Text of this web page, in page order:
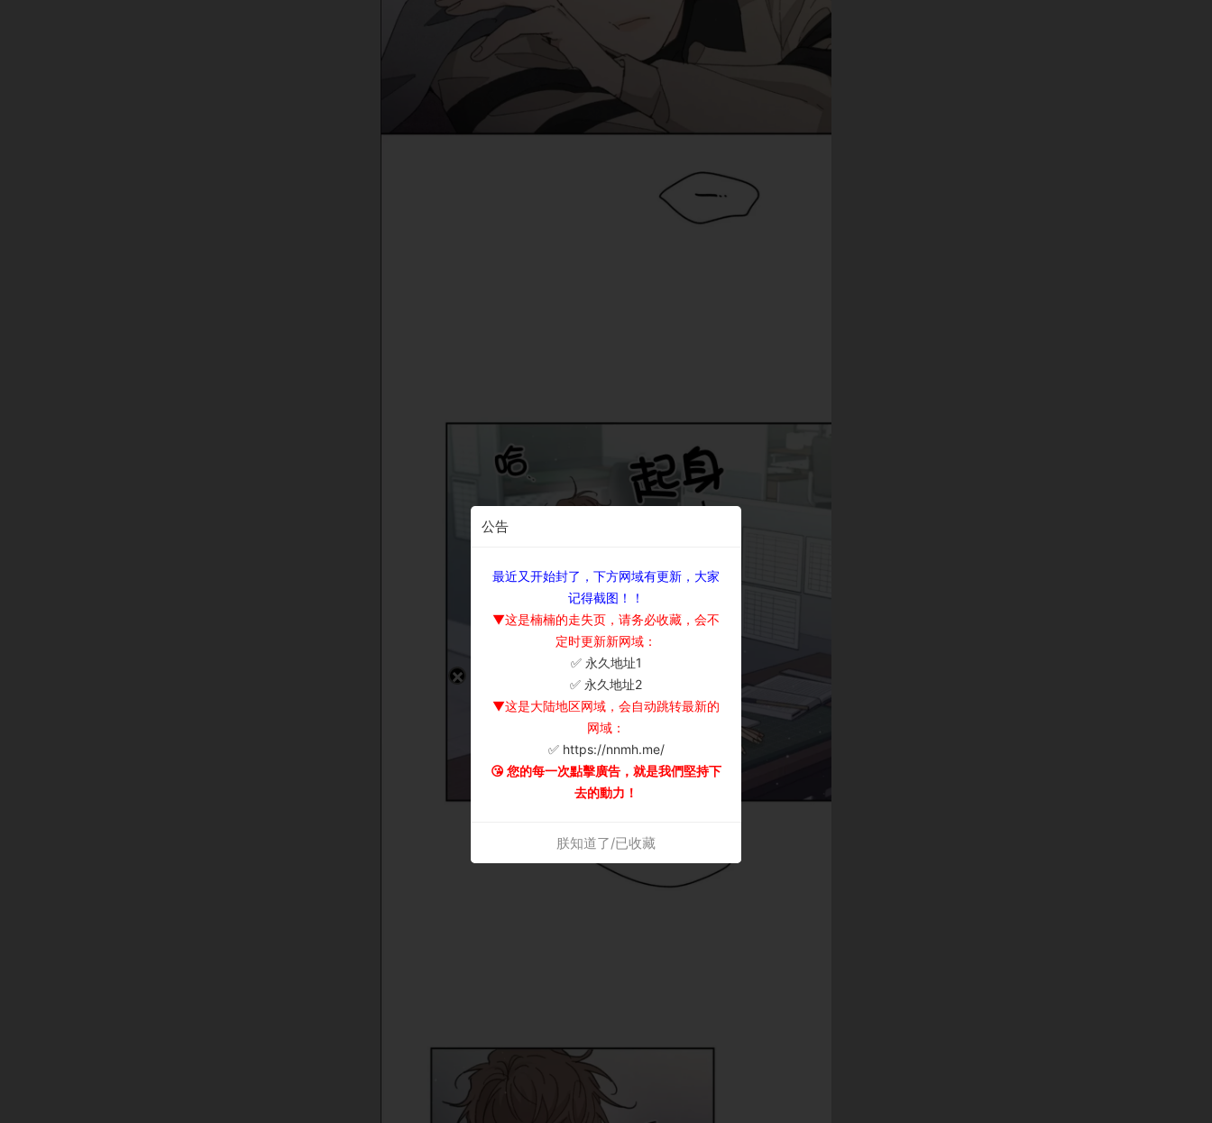
公告
最近又开始封了，下方网域有更新，大家
记得截图！！
▼这是楠楠的走失页，请务必收藏，会不
定时更新新网域：
✅ 永久地址1
✅ 永久地址2
▼这是大陆地区网域，会自动跳转最新的
网域：
✅ https://nnmh.me/
😘 您的每一次點擊廣告，就是我們堅持下
去的動力！
朕知道了/已收藏
×